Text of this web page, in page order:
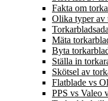
Fakta om
Olika typer av
Mäta
Byta
Ställa in
Skötsel av
Flatblade vs
PPS vs Valeo